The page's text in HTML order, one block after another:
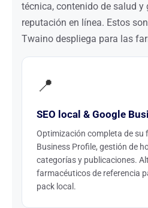
técnica, contenido de salud y
reputación en línea. Estos
Twaino despliega para las
📍
SEO local & Google
Optimización completa de su
Business Profile, gestión de
categorías y publicaciones.
farmacéuticos de referencia
pack local.